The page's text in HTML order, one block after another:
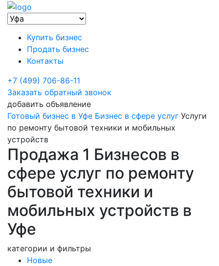
Купить бизнес
Продать бизнес
Контакты
+7 (499) 706-86-11
Заказать обратный звонок
добавить объявление
Готовый бизнес в Уфе Бизнес в сфере услуг Услуги
по ремонту бытовой техники и мобильных
устройств
Продажа 1 Бизнесов в
сфере услуг по ремонту
бытовой техники и
мобильных устройств в
Уфе
категории и фильтры
Новые